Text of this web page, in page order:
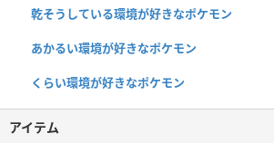
乾そうしている環境が好きなポケモン
あかるい環境が好きなポケモン
くらい環境が好きなポケモン
アイテム